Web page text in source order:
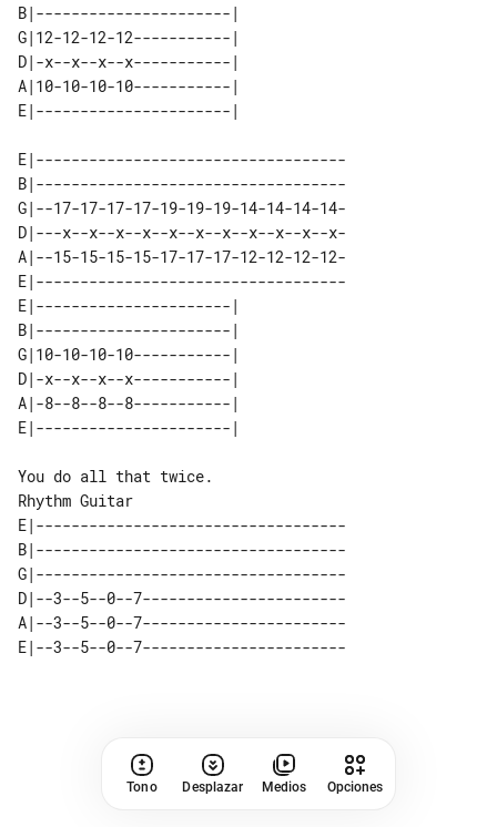
B|----------------------|
G|12-12-12-12-----------|
D|-x--x--x--x-----------|
A|10-10-10-10-----------|
E|-----------------------------------
B|-----------------------------------
G|--17-17-17-17-19-19-19-14-14-14-14-
D|---x--x--x--x--x--x--x--x--x--x--x-
A|--15-15-15-15-17-17-17-12-12-12-12-
E|-----------------------------------
E|----------------------|
B|----------------------|
G|10-10-10-10-----------|
D|-x--x--x--x-----------|
A|-8--8--8--8-----------|
Rhythm Guitar
E|-----------------------------------
B|-----------------------------------
G|-----------------------------------
D|--3--5--0--7-----------------------
A|--3--5--0--7-----------------------
Tono Desplazar Medios Opciones